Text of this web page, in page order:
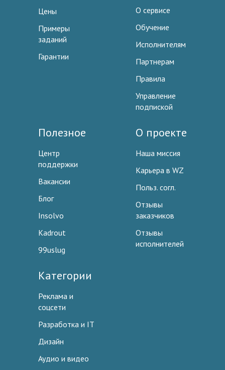
Цены
Примеры
заданий
Гарантии
О сервисе
Обучение
Исполнителям
Партнерам
Правила
Управление
подпиской
Полезное
Центр
поддержки
Вакансии
Блог
Insolvo
Kadrout
99uslug
О проекте
Наша миссия
Карьера в WZ
Польз. согл.
Отзывы
заказчиков
Отзывы
исполнителей
Категории
Реклама и
соцсети
Разработка и IT
Дизайн
Аудио и видео